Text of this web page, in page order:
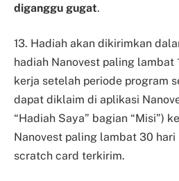
diganggu gugat.
13. Hadiah akan dikirimkan
hadiah Nanovest paling lambat
kerja setelah periode program
dapat diklaim di aplikasi
“Hadiah Saya” bagian “Misi”)
Nanovest paling lambat 30
scratch card terkirim.